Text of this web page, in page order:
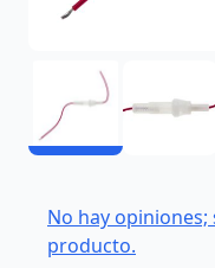
No hay
producto.